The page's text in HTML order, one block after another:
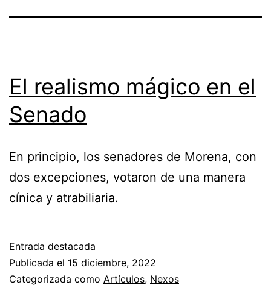
El realismo mágico en el
Senado
En principio, los senadores de Morena, con
dos excepciones, votaron de una manera
cínica y atrabiliaria.
Entrada destacada
Publicada el 15 diciembre, 2022
Categorizada como Artículos, Nexos